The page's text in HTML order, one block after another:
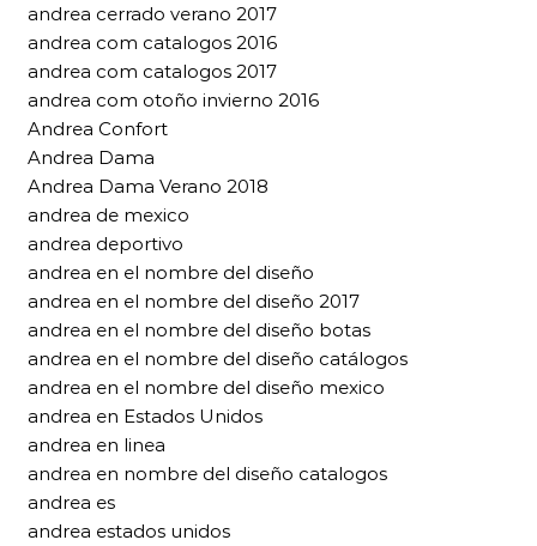
andrea cerrado verano 2017
andrea com catalogos 2016
andrea com catalogos 2017
andrea com otoño invierno 2016
Andrea Confort
Andrea Dama
Andrea Dama Verano 2018
andrea de mexico
andrea deportivo
andrea en el nombre del diseño
andrea en el nombre del diseño 2017
andrea en el nombre del diseño botas
andrea en el nombre del diseño catálogos
andrea en el nombre del diseño mexico
andrea en Estados Unidos
andrea en linea
andrea en nombre del diseño catalogos
andrea es
andrea estados unidos